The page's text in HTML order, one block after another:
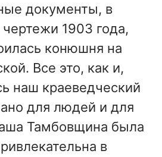
документы, в
чертежи 1903 года,
конюшня на
Все это, как и,
наш краеведческий
для людей и для
Тамбовщина была
в